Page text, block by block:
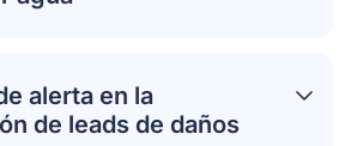
alerta en la
de leads de daños